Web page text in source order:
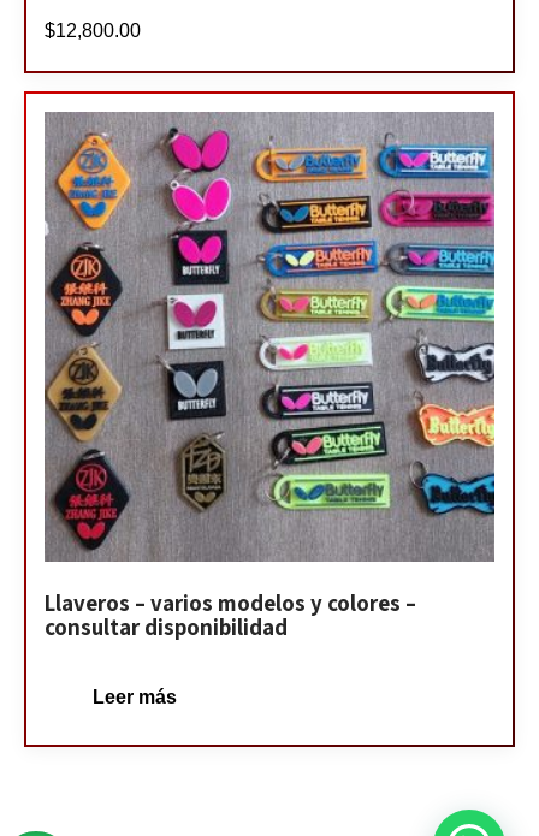
$12,800.00
Llaveros – varios modelos y colores –
consultar disponibilidad
Leer más